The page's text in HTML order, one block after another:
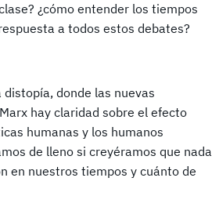
¿cómo entender los tiempos
a todos estos debates?
donde las nuevas
hay claridad sobre el efecto
humanas y los humanos
de lleno si creyéramos que nada
en nuestros tiempos y cuánto de